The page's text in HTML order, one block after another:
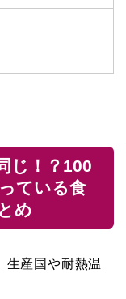
じ！？100
ている食
め
生産国や耐熱温